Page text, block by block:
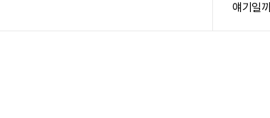
얘기일